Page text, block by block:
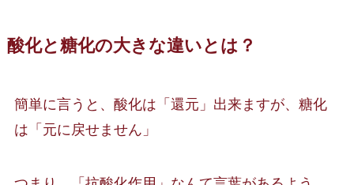
酸化と糖化の大きな違いとは？
簡単に言うと、酸化は「還元」出来ますが、糖化
は「元に戻せません」